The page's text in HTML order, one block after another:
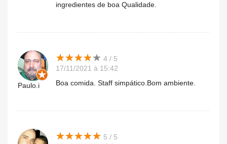
ingredientes de boa Qualidade.
Paulo.i
★★★★★
★★★★★ 4 / 5
17/11/2021 à 15:42
Boa comida. Staff simpático.Bom ambiente.
★★★★★
★★★★★ 5 / 5